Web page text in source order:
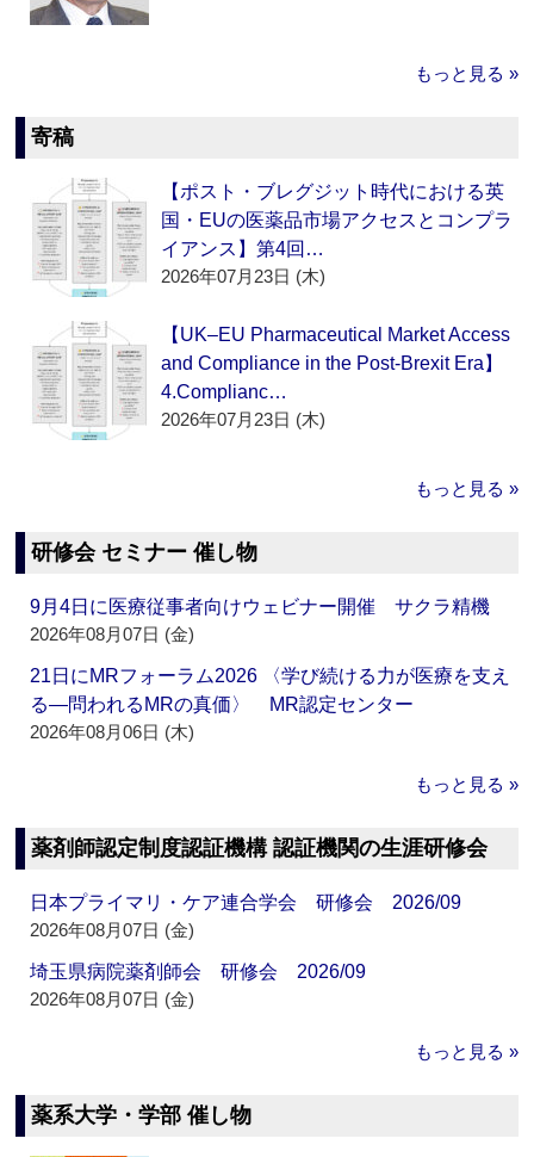
もっと見る »
寄稿
【ポスト・ブレグジット時代における英
国・EUの医薬品市場アクセスとコンプラ
イアンス】第4回…
2026年07月23日 (木)
【UK–EU Pharmaceutical Market Access
and Compliance in the Post-Brexit Era】
4.Complianc…
2026年07月23日 (木)
もっと見る »
研修会 セミナー 催し物
9月4日に医療従事者向けウェビナー開催 サクラ精機
2026年08月07日 (金)
21日にMRフォーラム2026 〈学び続ける力が医療を支え
る―問われるMRの真価〉 MR認定センター
2026年08月06日 (木)
もっと見る »
薬剤師認定制度認証機構 認証機関の生涯研修会
日本プライマリ・ケア連合学会 研修会 2026/09
2026年08月07日 (金)
埼玉県病院薬剤師会 研修会 2026/09
2026年08月07日 (金)
もっと見る »
薬系大学・学部 催し物